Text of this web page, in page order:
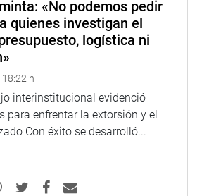
«No podemos pedir
quienes investigan el
logística ni
h
interinstitucional evidenció
para enfrentar la extorsión y el
Con éxito se desarrolló...